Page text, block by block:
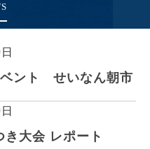
ント せいなん朝市
大会 レポート